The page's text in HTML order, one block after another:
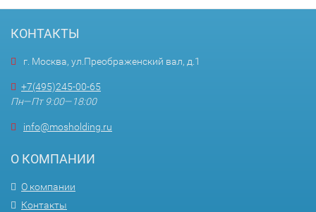
КОНТАКТЫ
г. Москва, ул.Преображенский вал, д.1
+7(495)245-00-65
Пн—Пт 9:00—18:00
info@mosholding.ru
О КОМПАНИИ
О компании
Контакты